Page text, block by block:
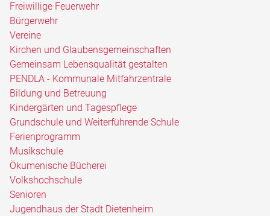
Freiwillige Feuerwehr
Bürgerwehr
Vereine
Kirchen und Glaubensgemeinschaften
Gemeinsam Lebensqualität gestalten
PENDLA - Kommunale Mitfahrzentrale
Bildung und Betreuung
Kindergärten und Tagespflege
Grundschule und Weiterführende Schule
Ferienprogramm
Musikschule
Ökumenische Bücherei
Volkshochschule
Senioren
Jugendhaus der Stadt Dietenheim